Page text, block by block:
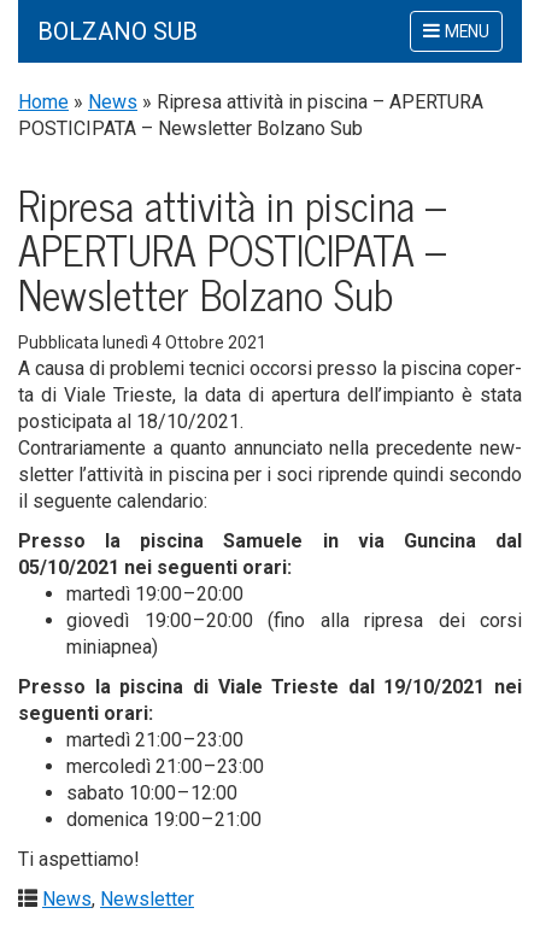
Mostra
o
la
MENU
BOLZANO SUB
Home » News » Ripre­sa atti­vi­tà in pisci­na – APERTURA
POSTICIPATA – New­slet­ter Bol­za­no Sub
Ripre­sa atti­vi­tà in pisci­na –
APERTURA POSTICIPATA –
New­slet­ter Bol­za­no Sub
Pubblicata lunedì 4 Ottobre 2021
A cau­sa di pro­ble­mi tec­ni­ci occor­si pres­so la pisci­na coper­
ta di Via­le Trie­ste, la data di aper­tu­ra dell’impianto è sta­ta
posti­ci­pa­ta al 18/10/2021.
Con­tra­ria­men­te a quan­to annun­cia­to nel­la pre­ce­den­te new­
slet­ter l’attività in pisci­na per i soci ripren­de quin­di secon­do
il seguen­te calendario:
Pres­so la pisci­na Samue­le in via Gun­ci­na dal
05/10/2021 nei seguen­ti orari:
mar­te­dì 19:00 – 20:00
gio­ve­dì 19:00 – 20:00 (fino alla ripre­sa dei cor­si
miniapnea)
Pres­so la pisci­na di Via­le Trie­ste dal 19/10/2021 nei
seguen­ti orari:
mar­te­dì 21:00 – 23:00
mer­co­le­dì 21:00 – 23:00
saba­to 10:00 – 12:00
dome­ni­ca 19:00 – 21:00
Ti aspet­tia­mo!
News, Newsletter